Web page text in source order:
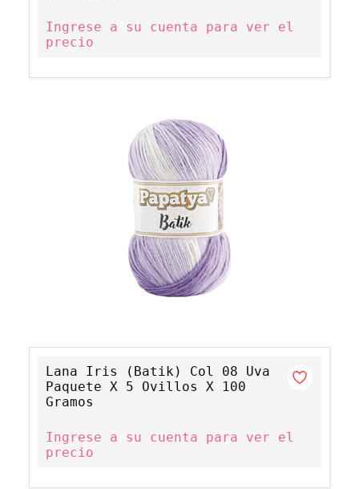
Ingrese a su cuenta para ver el
precio
Lana Iris (Batik) Col 08 Uva
Paquete X 5 Ovillos X 100
Gramos
Ingrese a su cuenta para ver el
precio